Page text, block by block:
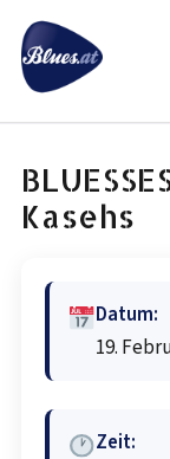
Inhalt
springen
Kasehs
Datum:
19.
Zeit: